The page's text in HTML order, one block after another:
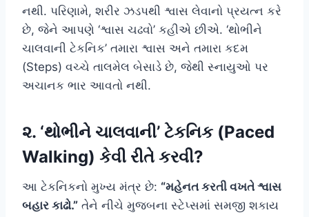
નથી. પરિણામે, શરીર ઝડપથી શ્વાસ લેવાનો પ્રયત્ન કરે
છે, જેને આપણે ‘શ્વાસ ચઢવો’ કહીએ છીએ. ‘થોભીને
ચાલવાની ટેકનિક’ તમારા શ્વાસ અને તમારા કદમ
(Steps) વચ્ચે તાલમેલ બેસાડે છે, જેથી સ્નાયુઓ પર
અચાનક ભાર આવતો નથી.
૨. ‘થોભીને ચાલવાની’ ટેકનિક (Paced
Walking) કેવી રીતે કરવી?
આ ટેકનિકનો મુખ્ય મંત્ર છે: “મહેનત કરતી વખતે શ્વાસ
બહાર કાઢો.” તેને નીચે મુજબના સ્ટેપ્સમાં સમજી શકાય